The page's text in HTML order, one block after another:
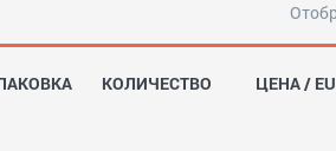
КОЛИЧЕСТВО ЦЕНА /